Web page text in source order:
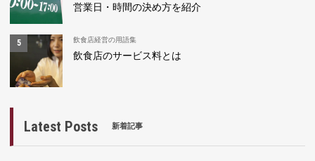
営業日・時間の決め方を紹介
飲食店経営の用語集
飲食店のサービス料とは
Latest Posts 新着記事